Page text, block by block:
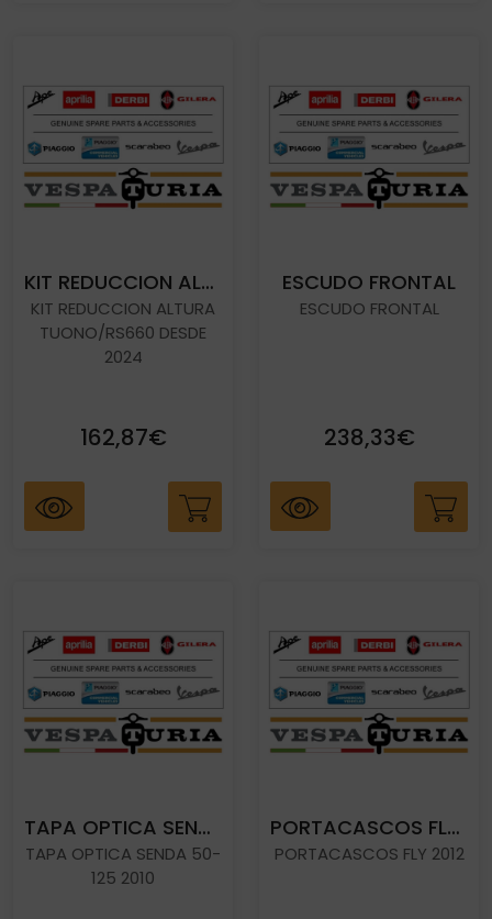
KIT REDUCCION ALTURA TUONO/RS660 DESDE 2024
KIT REDUCCION ALTURA
TUONO/RS660 DESDE
2024
162,87€
ESCUDO FRONTAL
ESCUDO FRONTAL
238,33€
TAPA OPTICA SENDA 50-125 2010
TAPA OPTICA SENDA 50-
125 2010
PORTACASCOS FLY 2012
PORTACASCOS FLY 2012